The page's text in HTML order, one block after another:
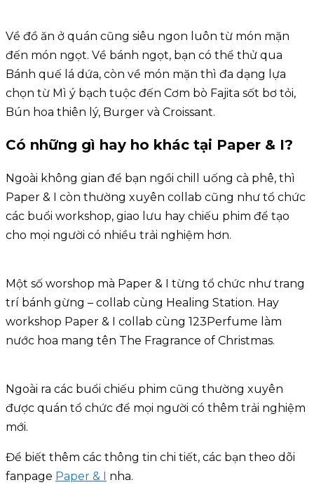
Về đồ ăn ở quán cũng siêu ngon luôn từ món mặn
đến món ngọt. Về bánh ngọt, bạn có thể thử qua
Bánh quế lá dứa, còn về món mặn thì đa dạng lựa
chọn từ Mì ý bạch tuộc đến Cơm bò Fajita sốt bơ tỏi,
Bún hoa thiên lý, Burger và Croissant.
Có những gì hay ho khác tại Paper & I?
Ngoài không gian để bạn ngồi chill uống cà phê, thì
Paper & I còn thường xuyên collab cũng như tổ chức
các buổi workshop, giao lưu hay chiếu phim để tạo
cho mọi người có nhiều trải nghiệm hơn.
Một số worshop mà Paper & I từng tổ chức như trang
trí bánh gừng – collab cùng Healing Station. Hay
workshop Paper & I collab cùng 123Perfume làm
nước hoa mang tên The Fragrance of Christmas.
Ngoài ra các buổi chiếu phim cũng thường xuyên
được quán tổ chức để mọi người có thêm trải nghiệm
mới.
Để biết thêm các thông tin chi tiết, các bạn theo dõi
fanpage Paper & I nha.